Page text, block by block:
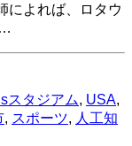
によれば、ロタウ
スタジアム, USA,
, スポーツ, 人工知